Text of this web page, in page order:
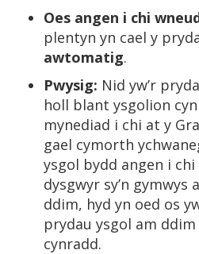
Oes angen i chi
plentyn yn cael y
awtomatig.
Pwysig: Nid yw’r
holl blant ysgolion
mynediad i chi at y
gael cymorth
ysgol bydd angen i
dysgwyr sy’n gymwys
ddim, hyd yn oed os
prydau ysgol am
cynradd.